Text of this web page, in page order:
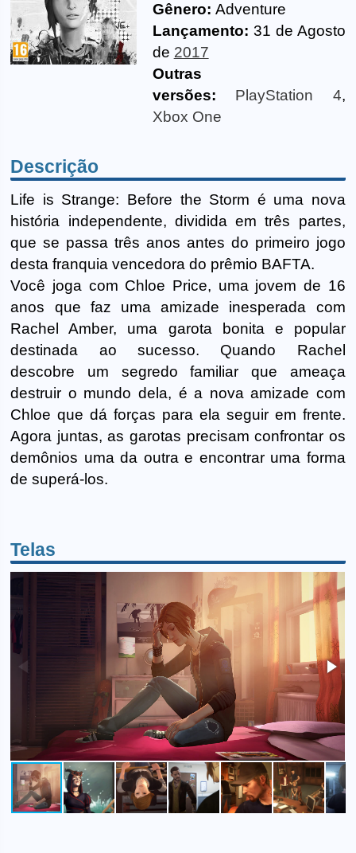
Gênero: Adventure
Lançamento: 31 de Agosto
de 2017
Outras
versões:
PlayStation 4,
Xbox One
Descrição
Life is Strange: Before the Storm é uma nova
história independente, dividida em três partes,
que se passa três anos antes do primeiro jogo
desta franquia vencedora do prêmio BAFTA.
Você joga com Chloe Price, uma jovem de 16
anos que faz uma amizade inesperada com
Rachel Amber, uma garota bonita e popular
destinada ao sucesso. Quando Rachel
descobre um segredo familiar que ameaça
destruir o mundo dela, é a nova amizade com
Chloe que dá forças para ela seguir em frente.
Agora juntas, as garotas precisam confrontar os
demônios uma da outra e encontrar uma forma
de superá-los.
Telas